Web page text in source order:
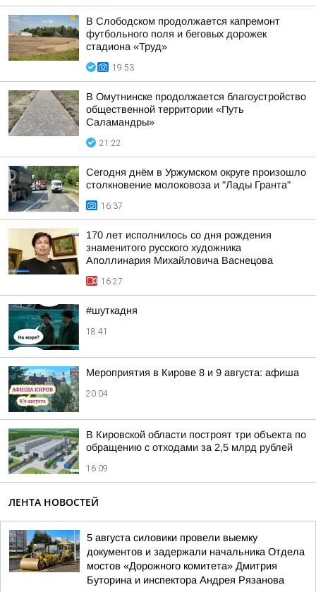
В Слободском продолжается капремонт
футбольного поля и беговых дорожек
стадиона «Труд»
19:53
В Омутнинске продолжается благоустройство
общественной территории «Путь
Саламандры»
21:22
Сегодня днём в Уржумском округе произошло
столкновение молоковоза и "Лады Гранта"
16:37
170 лет исполнилось со дня рождения
знаменитого русского художника
Аполлинария Михайловича Васнецова
16:27
#шуткадня
18:41
Мероприятия в Кирове 8 и 9 августа: афиша
20:04
В Кировской области построят три объекта по
обращению с отходами за 2,5 млрд рублей
16:09
ЛЕНТА НОВОСТЕЙ
5 августа силовики провели выемку
документов и задержали начальника Отдела
мостов «Дорожного комитета» Дмитрия
Буторина и инспектора Андрея Рязанова